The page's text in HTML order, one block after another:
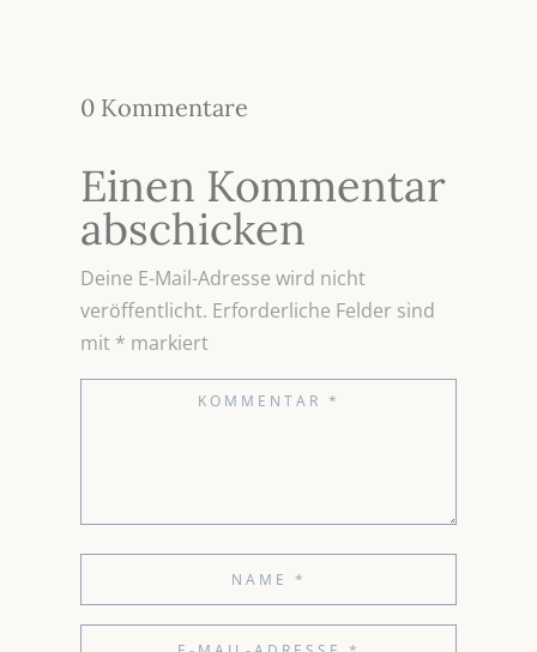
0 Kommentare
Einen Kommentar
abschicken
Deine E-Mail-Adresse wird nicht
veröffentlicht. Erforderliche Felder sind
mit * markiert